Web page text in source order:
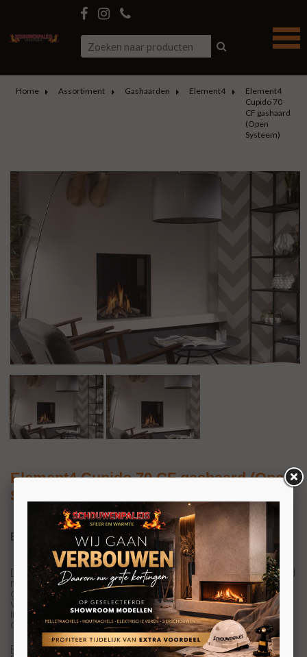
Home Assortiment Gashaarden Element4
Element4
Cupido 70
CF gashaard
(Open
Systeem)
Element4 Cupido 70 CF gashaard (Open
Systeem)
Element4 Cupido 70 CF gashaard
De Element4 Cupido 70 CF gashaard is een mooie haard
met een geringe inbouwdiepte. Deze haard is daarom
geschikt voor iedere ruimte, want er zijn geen moeilijke
verbouwingen nodig. Het vlambeeld van deze
inzethaard is erg realistisch en deze haard heeft
daarnaast een open verbrandingssysteem.
Bij deze haard zit standaard een afstandsbediening bij.